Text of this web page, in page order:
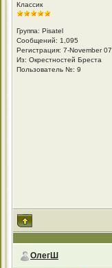
Классик
Группа: Pisatel
Сообщений: 1,095
Регистрация: 7-November 07
Из: Окрестностей Бреста
Пользователь №: 9
ОлегШ